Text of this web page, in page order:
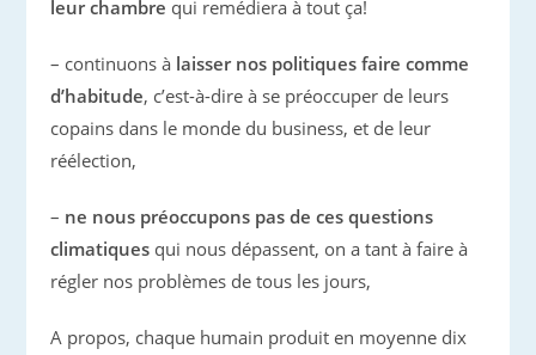
leur chambre qui remédiera à tout ça!
– continuons à laisser nos politiques faire comme
d’habitude, c’est-à-dire à se préoccuper de leurs
copains dans le monde du business, et de leur
réélection,
– ne nous préoccupons pas de ces questions
climatiques qui nous dépassent, on a tant à faire à
régler nos problèmes de tous les jours,
A propos, chaque humain produit en moyenne dix